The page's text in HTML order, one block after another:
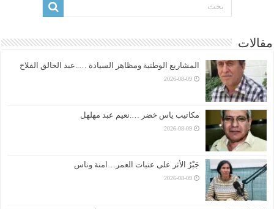
مقالات
المشاريع الوطنية ومظاهر السيادة …..عبد الخالق الفلاح
2026-08-09
مكاتيب ياس خضر ….نعيم عبد مهلهل
2026-08-09
جَبْرُ الأثر على عتبات العمر…امنة وناس
2026-08-09